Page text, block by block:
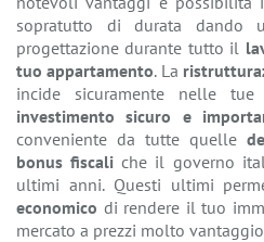
sopratutto di durata dando
progettazione durante tutto il
tuo appartamento. La
incide sicuramente nelle
investimento sicuro e
conveniente da tutte quelle
bonus fiscali che il governo
ultimi anni. Questi ultimi
economico di rendere il tuo
mercato a prezzi molto